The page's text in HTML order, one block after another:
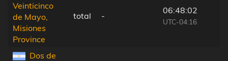
Veinticinco
de Mayo,
Misiones
Province
total -
06:48:02
UTC-04:16
Dos de